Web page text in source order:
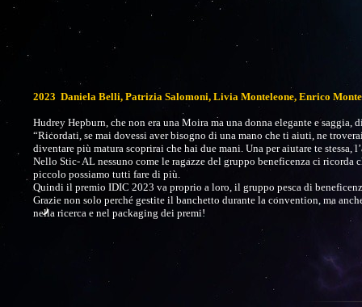
2023 Daniela Belli, Patrizia Salomoni, Livia Monteleone, Enrico
Hudrey Hepburn, che non era una Moira ma una donna elegante e saggia,
“Ricordati, se mai dovessi aver bisogno di una mano che ti aiuti, ne
diventare più matura scoprirai che hai due mani. Una per aiutare te stessa,
Nello Stic- AL nessuno come le ragazze del gruppo beneficenza ci ricorda
piccolo possiamo tutti fare di più.
Quindi il premio IDIC 2023 va proprio a loro, il gruppo pesca di
Grazie non solo perché gestite il banchetto durante la convention, ma
nella ricerca e nel packaging dei premi!